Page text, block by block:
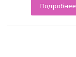
Подробнее